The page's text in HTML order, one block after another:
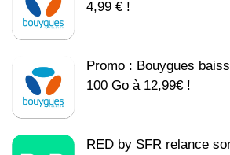
4,99 € !
Promo : Bouygues
100 Go à 12,99€ !
RED by SFR relance